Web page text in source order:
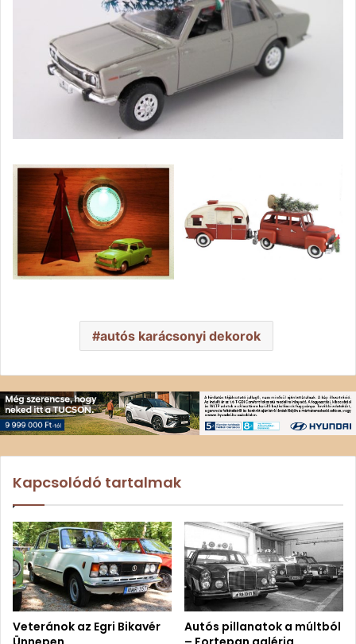
autós karácsonyi dekorok
Kapcsolódó tartalmak
Veteránok az Egri Bikavér
Autós pillanatok a múltból